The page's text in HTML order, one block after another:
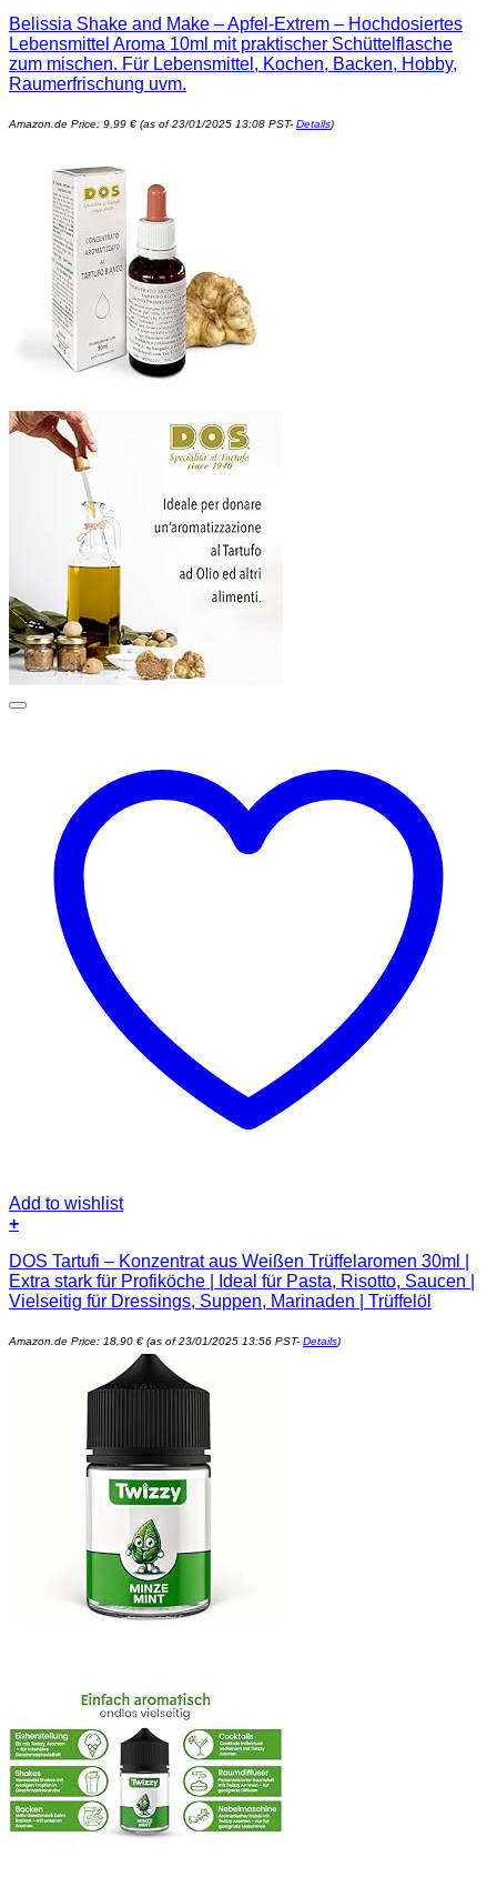
Belissia Shake and Make – Apfel-Extrem – Hochdosiertes
Lebensmittel Aroma 10ml mit praktischer Schüttelflasche
zum mischen. Für Lebensmittel, Kochen, Backen, Hobby,
Raumerfrischung uvm.
Amazon.de Price: 9,99 € (as of 23/01/2025 13:08 PST- Details)
Add to wishlist
+
DOS Tartufi – Konzentrat aus Weißen Trüffelaromen 30ml |
Extra stark für Profiköche | Ideal für Pasta, Risotto, Saucen |
Vielseitig für Dressings, Suppen, Marinaden | Trüffelöl
Amazon.de Price: 18,90 € (as of 23/01/2025 13:56 PST- Details)